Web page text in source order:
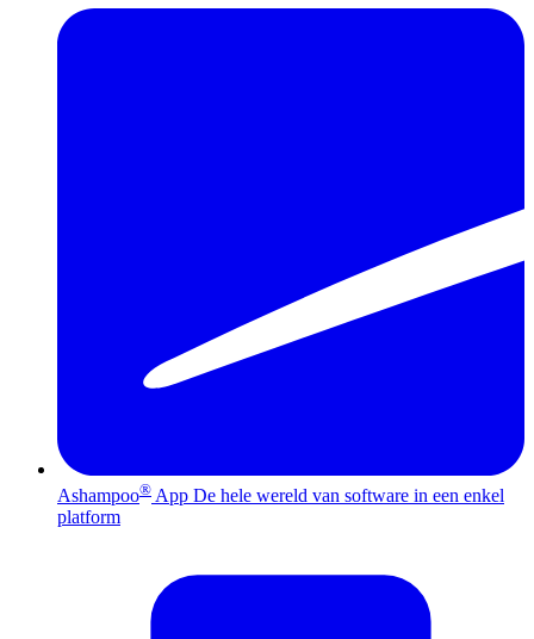
Ashampoo® App De hele wereld van software in een enkel
platform